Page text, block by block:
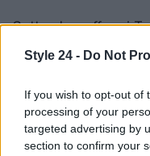
Style 24 - Do Not
If you wish to opt-out of
processing of your
targeted advertising by
section to confirm your
Settembre offre ai
personale e di
delle emozioni con
giusto equilibrio, i
navigare con